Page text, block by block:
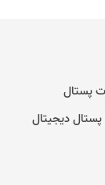
پستال
دیجیتال